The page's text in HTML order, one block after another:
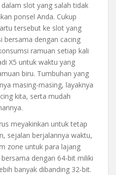
slot yang salah tidak
ponsel Anda. Cukup
tersebut ke slot yang
bersama dengan cacing
ramuan setiap kali
X5 untuk waktu yang
biru. Tumbuhan yang
masing-masing, layaknya
kita, serta mudah
meyakinkan untuk tetap
sejalan berjalannya waktu,
zone untuk para lajang
dengan 64-bit miliki
banyak dibanding 32-bit.